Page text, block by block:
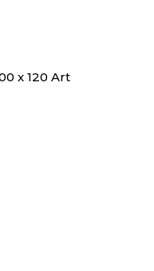
x 120 Art